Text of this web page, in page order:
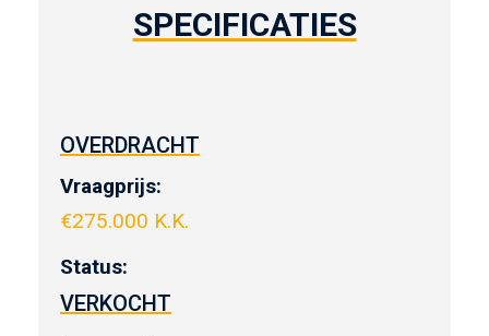
SPECIFICATIES
OVERDRACHT
Vraagprijs:
€275.000 K.K.
Status:
VERKOCHT